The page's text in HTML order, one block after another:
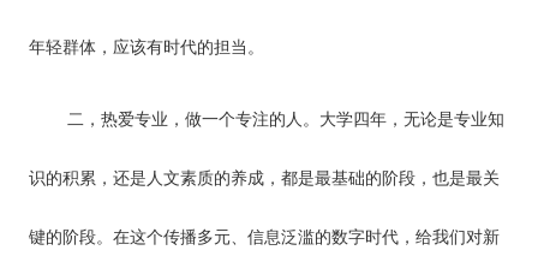
年轻群体，应该有时代的担当。
二，热爱专业，做一个专注的人。大学四年，无论是专业知
识的积累，还是人文素质的养成，都是最基础的阶段，也是最关
键的阶段。在这个传播多元、信息泛滥的数字时代，给我们对新